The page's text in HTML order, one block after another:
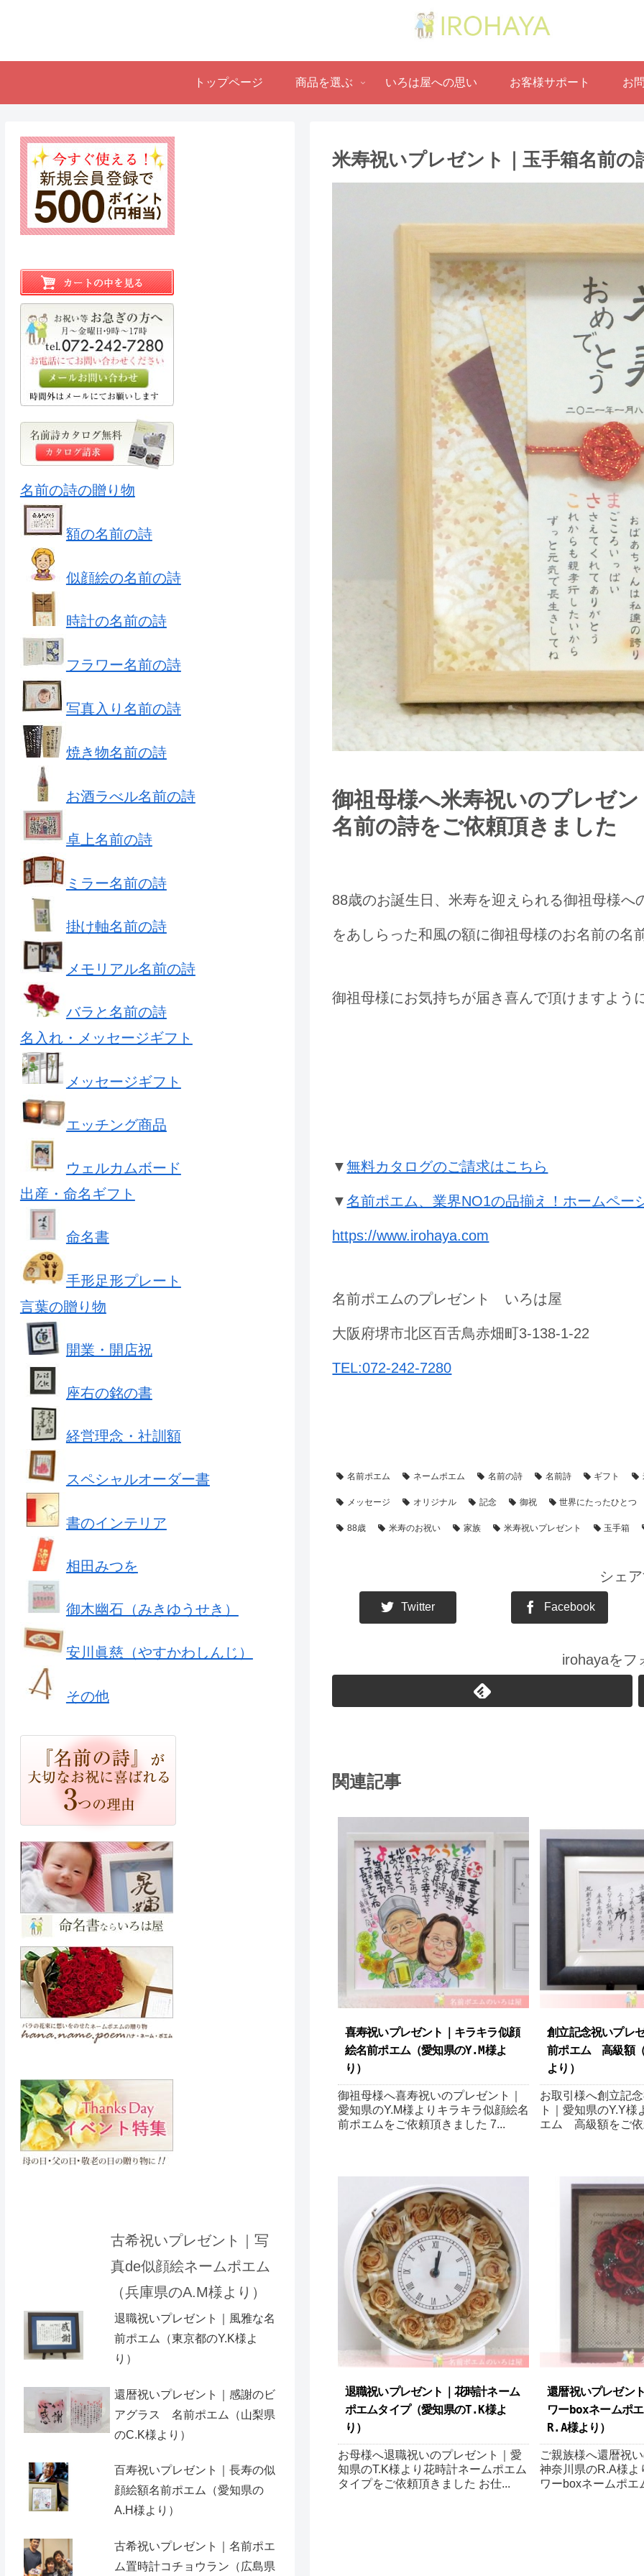
トップページ 商品を選ぶ いろは屋への思い お客様サポート お
米寿祝いプレゼント｜玉手箱名前の
御祖母様へ米寿祝いのプレゼ
名前の詩をご依頼頂きました
88歳のお誕生日、米寿を迎えられる御祖母様
をあしらった和風の額に御祖母様のお名前の名
御祖母様にお気持ちが届き喜んで頂けますよ
▼無料カタログのご請求はこちら
▼名前ポエム、業界NO1の品揃え！ホームペー
https://www.irohaya.com
名前ポエムのプレゼント いろは屋
大阪府堺市北区百舌鳥赤畑町3-138-1-22
TEL:072-242-7280
名前ポエム ネームポエム 名前の詩 名前詩 ギフト
メッセージ オリジナル 記念 御祝 世界にたったひとつ
88歳 米寿のお祝い 家族 米寿祝いプレゼント 玉手箱
シェ
Twitter Facebook
irohayaをフ
関連記事
喜寿祝いプレゼント｜キラキラ似顔
絵名前ポエム（愛知県のY.M様よ
り ）
御祖母様へ喜寿祝いのプレゼント｜
愛知県のY.M様よりキラキラ似顔絵名
前ポエムをご依頼頂きました 7...
創立記念祝いプレ
前ポエム 高級額
より ）
お取引様へ創立記
ト｜愛知県のY.Y様
エム 高級額をご依
退職祝いプレゼント｜花時計ネーム
ポエムタイプ（愛知県のT.K様よ
り ）
お母様へ退職祝いのプレゼント｜愛
知県のT.K様より花時計ネームポエム
タイプをご依頼頂きました お仕...
還暦祝いプレゼン
ワーboxネームポ
R.A様より ）
ご親族様へ還暦祝
神奈川県のR.A様よ
ワーboxネームポエ
名前の詩の贈り物
額の名前の詩
似顔絵の名前の詩
時計の名前の詩
フラワー名前の詩
写真入り名前の詩
焼き物名前の詩
お酒ラべル名前の詩
卓上名前の詩
ミラー名前の詩
掛け軸名前の詩
メモリアル名前の詩
バラと名前の詩
名入れ・メッセージギフト
メッセージギフト
エッチング商品
ウェルカムボード
出産・命名ギフト
命名書
手形足形プレート
言葉の贈り物
開業・開店祝
座右の銘の書
経営理念・社訓額
スペシャルオーダー書
書のインテリア
相田みつを
御木幽石（みきゆうせき）
安川眞慈（やすかわしんじ）
その他
古希祝いプレゼント｜写
真de似顔絵ネームポエム
（兵庫県のA.M様より）
退職祝いプレゼント｜風雅な名
前ポエム（東京都のY.K様よ
り）
還暦祝いプレゼント｜感謝のビ
アグラス 名前ポエム（山梨県
のC.K様より）
百寿祝いプレゼント｜長寿の似
顔絵額名前ポエム（愛知県の
A.H様より ）
古希祝いプレゼント｜名前ポエ
ム置時計コチョウラン（広島県